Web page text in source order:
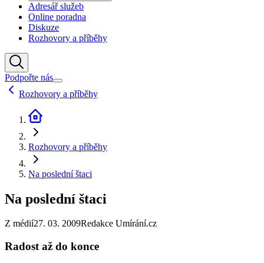
Adresář služeb
Online poradna
Diskuze
Rozhovory a příběhy
Podpořte nás
Rozhovory a příběhy
Rozhovory a příběhy
Na poslední štaci
Na poslední štaci
Z médií27. 03. 2009Redakce Umírání.cz
Radost až do konce